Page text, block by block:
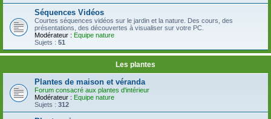
Séquences Vidéos
Courtes séquences vidéos sur le jardin et la nature. Des cours, des
présentations, des découvertes à visualiser sur votre PC.
Modérateur : Equipe nature
Sujets : 51
Les plantes
Plantes de maison et véranda
Forum consacré aux plantes d'intérieur
Modérateur : Equipe nature
Sujets : 312